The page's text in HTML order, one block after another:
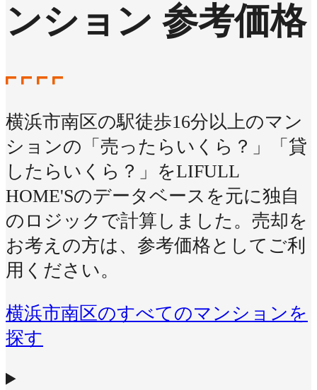
ンション 参考価格
横浜市南区の駅徒歩16分以上のマン
ションの「売ったらいくら？」「貸
したらいくら？」をLIFULL
HOME'Sのデータベースを元に独自
のロジックで計算しました。売却を
お考えの方は、参考価格としてご利
用ください。
横浜市南区のすべてのマンションを
探す